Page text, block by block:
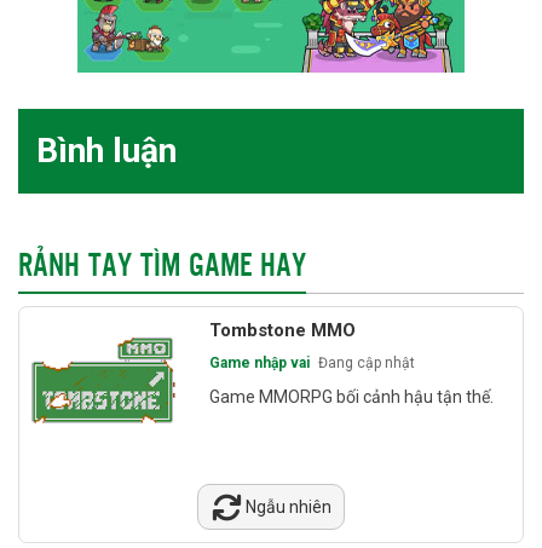
Bình luận
RẢNH TAY TÌM GAME HAY
Tombstone MMO
Game nhập vai Đang cập nhật
Game MMORPG bối cảnh hậu tận thế.
Ngẫu nhiên